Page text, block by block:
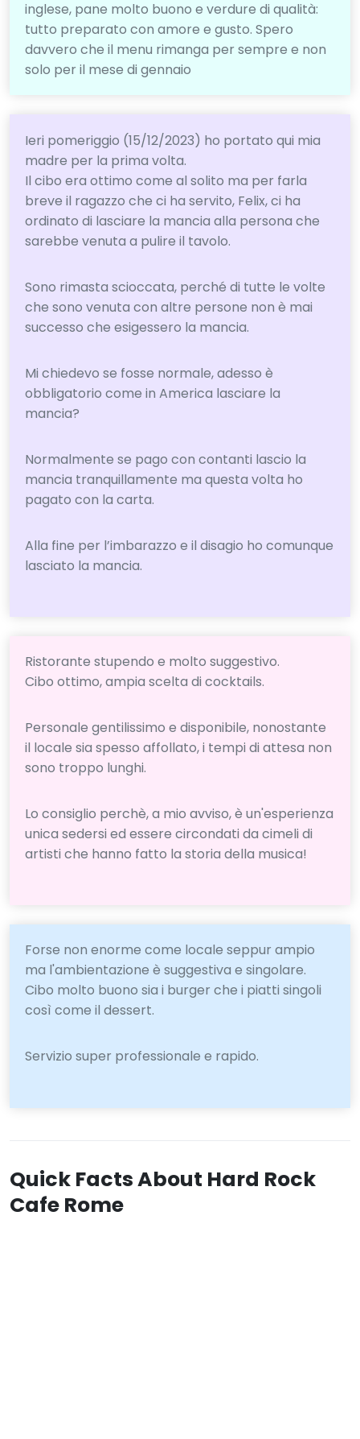
inglese, pane molto buono e verdure di qualità:
tutto preparato con amore e gusto. Spero
davvero che il menu rimanga per sempre e non
solo per il mese di gennaio
Ieri pomeriggio (15/12/2023) ho portato qui mia
madre per la prima volta.
Il cibo era ottimo come al solito ma per farla
breve il ragazzo che ci ha servito, Felix, ci ha
ordinato di lasciare la mancia alla persona che
sarebbe venuta a pulire il tavolo.
Sono rimasta scioccata, perché di tutte le volte
che sono venuta con altre persone non è mai
successo che esigessero la mancia.
Mi chiedevo se fosse normale, adesso è
obbligatorio come in America lasciare la
mancia?
Normalmente se pago con contanti lascio la
mancia tranquillamente ma questa volta ho
pagato con la carta.
Alla fine per l’imbarazzo e il disagio ho comunque
lasciato la mancia.
Ristorante stupendo e molto suggestivo.
Cibo ottimo, ampia scelta di cocktails.
Personale gentilissimo e disponibile, nonostante
il locale sia spesso affollato, i tempi di attesa non
sono troppo lunghi.
Lo consiglio perchè, a mio avviso, è un'esperienza
unica sedersi ed essere circondati da cimeli di
artisti che hanno fatto la storia della musica!
Forse non enorme come locale seppur ampio
ma l'ambientazione è suggestiva e singolare.
Cibo molto buono sia i burger che i piatti singoli
così come il dessert.
Servizio super professionale e rapido.
Quick Facts About Hard Rock
Cafe Rome